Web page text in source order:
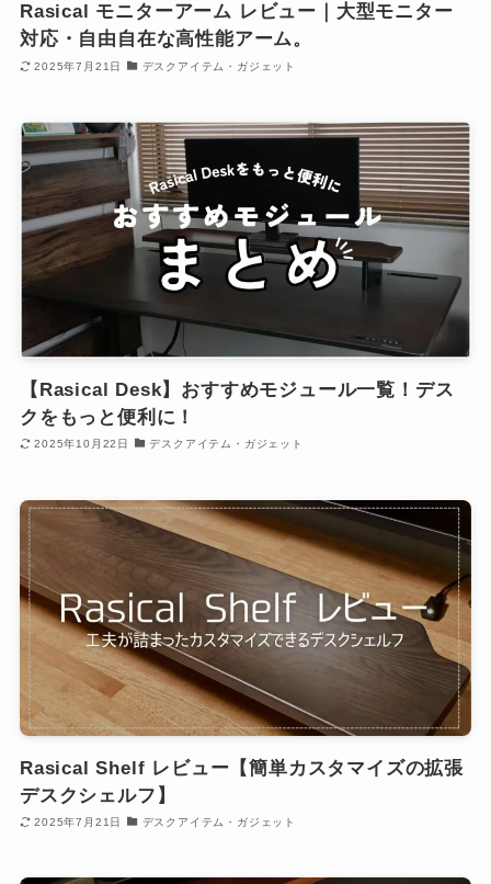
Rasical モニターアーム レビュー｜大型モニター
対応・自由自在な高性能アーム。
2025年7月21日 デスクアイテム・ガジェット
【Rasical Desk】おすすめモジュール一覧！デス
クをもっと便利に！
2025年10月22日 デスクアイテム・ガジェット
Rasical Shelf レビュー【簡単カスタマイズの拡張
デスクシェルフ】
2025年7月21日 デスクアイテム・ガジェット